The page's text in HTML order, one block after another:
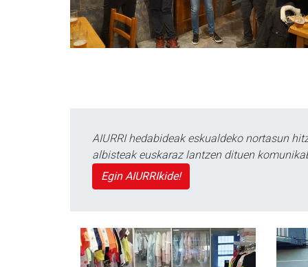
AIURRI hedabideak eskualdeko nortasun
albisteak euskaraz lantzen dituen
Egin AIURRIkide!